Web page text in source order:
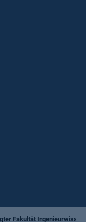
Fakultät